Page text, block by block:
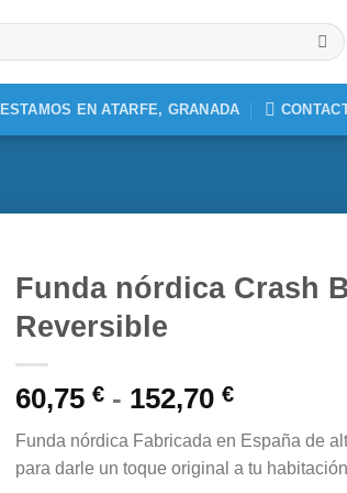
ESTAMOS EN ATARFE, GRANADA
Funda nórdica Crash
Reversible
60,75€ - 152,70€Rango
de
precios:
desde
Funda nórdica Fabricada en España de
para darle un toque original a tu